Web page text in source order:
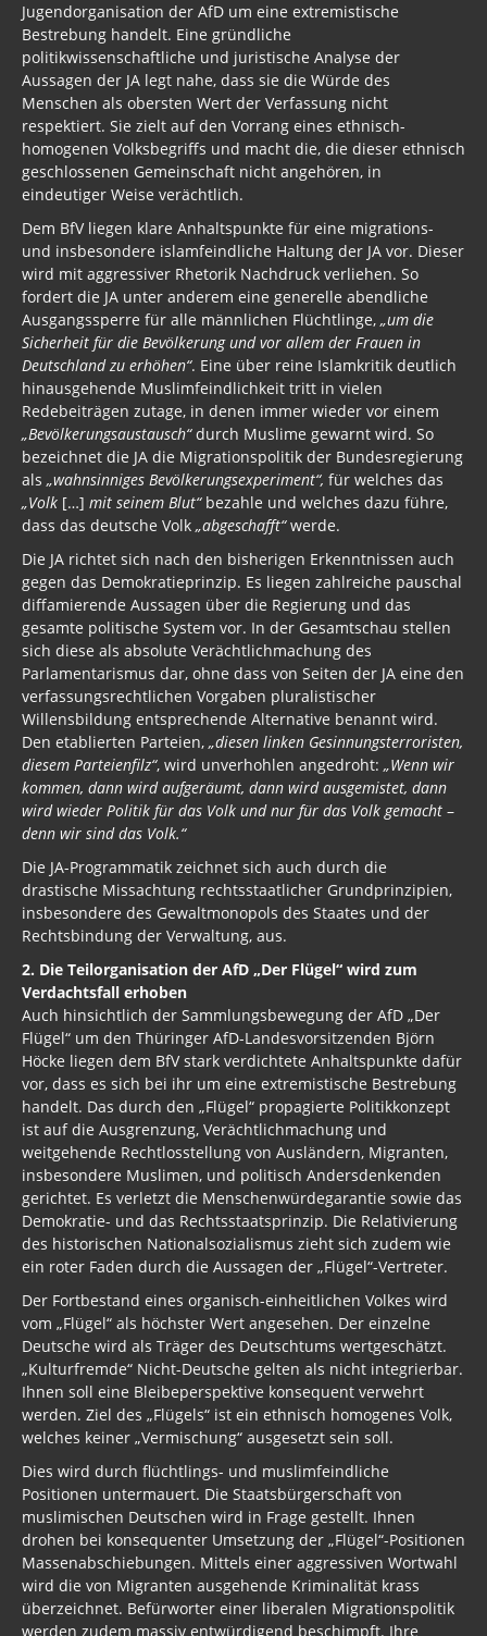
Jugendorganisation der AfD um eine extremistische
Bestrebung handelt. Eine gründliche
politikwissenschaftliche und juristische Analyse der
Aussagen der JA legt nahe, dass sie die Würde des
Menschen als obersten Wert der Verfassung nicht
respektiert. Sie zielt auf den Vorrang eines ethnisch-
homogenen Volksbegriffs und macht die, die dieser ethnisch
geschlossenen Gemeinschaft nicht angehören, in
eindeutiger Weise verächtlich.
Dem BfV liegen klare Anhaltspunkte für eine migrations-
und insbesondere islamfeindliche Haltung der JA vor. Dieser
wird mit aggressiver Rhetorik Nachdruck verliehen. So
fordert die JA unter anderem eine generelle abendliche
Ausgangssperre für alle männlichen Flüchtlinge, „um die
Sicherheit für die Bevölkerung und vor allem der Frauen in
Deutschland zu erhöhen“. Eine über reine Islamkritik deutlich
hinausgehende Muslimfeindlichkeit tritt in vielen
Redebeiträgen zutage, in denen immer wieder vor einem
„Bevölkerungsaustausch“durch Muslime gewarnt wird. So
bezeichnet die JA die Migrationspolitik der Bundesregierung
als „wahnsinniges Bevölkerungsexperiment“, für welches das
„Volk […] mit seinem Blut“bezahle und welches dazu führe,
dass das deutsche Volk „abgeschafft“werde.
Die JA richtet sich nach den bisherigen Erkenntnissen auch
gegen das Demokratieprinzip. Es liegen zahlreiche pauschal
diffamierende Aussagen über die Regierung und das
gesamte politische System vor. In der Gesamtschau stellen
sich diese als absolute Verächtlichmachung des
Parlamentarismus dar, ohne dass von Seiten der JA eine den
verfassungsrechtlichen Vorgaben pluralistischer
Willensbildung entsprechende Alternative benannt wird.
Den etablierten Parteien, „diesen linken Gesinnungsterroristen,
diesem Parteienfilz“, wird unverhohlen angedroht: „Wenn wir
kommen, dann wird aufgeräumt, dann wird ausgemistet, dann
wird wieder Politik für das Volk und nur für das Volk gemacht –
denn wir sind das Volk.“
Die JA-Programmatik zeichnet sich auch durch die
drastische Missachtung rechtsstaatlicher Grundprinzipien,
insbesondere des Gewaltmonopols des Staates und der
Rechtsbindung der Verwaltung, aus.
2. Die Teilorganisation der AfD „Der Flügel“ wird zum
Verdachtsfall erhoben
Auch hinsichtlich der Sammlungsbewegung der AfD „Der
Flügel“ um den Thüringer AfD-Landesvorsitzenden Björn
Höcke liegen dem BfV stark verdichtete Anhaltspunkte dafür
vor, dass es sich bei ihr um eine extremistische Bestrebung
handelt. Das durch den „Flügel“ propagierte Politikkonzept
ist auf die Ausgrenzung, Verächtlichmachung und
weitgehende Rechtlosstellung von Ausländern, Migranten,
insbesondere Muslimen, und politisch Andersdenkenden
gerichtet. Es verletzt die Menschenwürdegarantie sowie das
Demokratie- und das Rechtsstaatsprinzip. Die Relativierung
des historischen Nationalsozialismus zieht sich zudem wie
ein roter Faden durch die Aussagen der „Flügel“-Vertreter.
Der Fortbestand eines organisch-einheitlichen Volkes wird
vom „Flügel“ als höchster Wert angesehen. Der einzelne
Deutsche wird als Träger des Deutschtums wertgeschätzt.
„Kulturfremde“ Nicht-Deutsche gelten als nicht integrierbar.
Ihnen soll eine Bleibeperspektive konsequent verwehrt
werden. Ziel des „Flügels“ ist ein ethnisch homogenes Volk,
welches keiner „Vermischung“ ausgesetzt sein soll.
Dies wird durch flüchtlings- und muslimfeindliche
Positionen untermauert. Die Staatsbürgerschaft von
muslimischen Deutschen wird in Frage gestellt. Ihnen
drohen bei konsequenter Umsetzung der „Flügel“-Positionen
Massenabschiebungen. Mittels einer aggressiven Wortwahl
wird die von Migranten ausgehende Kriminalität krass
überzeichnet. Befürworter einer liberalen Migrationspolitik
werden zudem massiv entwürdigend beschimpft. Ihre